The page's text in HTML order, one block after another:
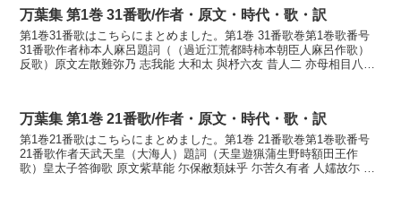
万葉集 第1巻 31番歌/作者・原文・時代・歌・訳
第1巻31番歌はこちらにまとめました。第1巻 31番歌巻第1巻歌番号
31番歌作者柿本人麻呂題詞（（過近江荒都時柿本朝臣人麻呂作歌）
反歌）原文左散難弥乃 志我能 大和太 與杼六友 昔人二 亦母相目八毛
万葉集 第1巻 21番歌/作者・原文・時代・歌・訳
第1巻21番歌はこちらにまとめました。第1巻 21番歌巻第1巻歌番号
21番歌作者天武天皇（大海人）題詞（天皇遊猟蒲生野時額田王作
歌）皇太子答御歌 原文紫草能 尓保敝類妹乎 尓苦久有者 人嬬故尓 吾